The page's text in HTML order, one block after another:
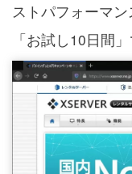
ストパフォーマ
「お試し10日間